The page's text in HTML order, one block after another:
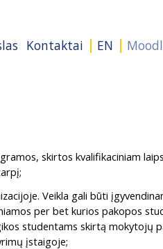
Kontaktai EN
skirtos kvalifikaciniam
Veikla gali būti
per bet kurios pakopos
studentams skirtą mokytojų
įstaigoje;